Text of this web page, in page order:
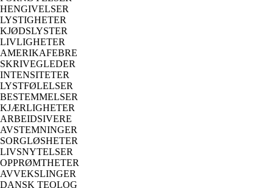
HENGIVELSER
LYSTIGHETER
KJØDSLYSTER
LIVLIGHETER
AMERIKAFEBRE
SKRIVEGLEDER
INTENSITETER
LYSTFØLELSER
BESTEMMELSER
KJÆRLIGHETER
ARBEIDSIVERE
AVSTEMNINGER
SORGLØSHETER
LIVSNYTELSER
OPPRØMTHETER
AVVEKSLINGER
DANSK TEOLOG